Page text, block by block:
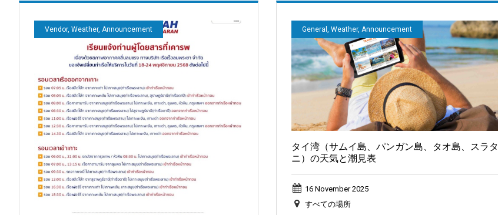
Vendor, Weather, Announcement General, Weather, Announcement
タイ湾（サムイ島、パンガン島、タオ島、スラタ
ニ）の天気と潮見表
16 November 2025
すべての場所